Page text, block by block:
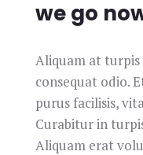
we go
Aliquam at turpis
consequat odio.
purus facilisis,
Curabitur in
Aliquam erat